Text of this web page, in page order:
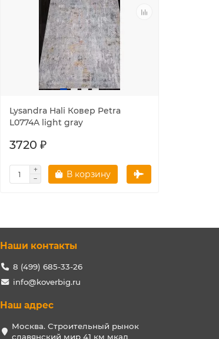
Lysandra Hali Ковер Petra
L0774A light gray
3720 ₽
В корзину
Наши контакты
8 (499) 685-33-26
info@koverbig.ru
Наш адрес
Москва. Строительный рынок
славянский мир 41 км мкад